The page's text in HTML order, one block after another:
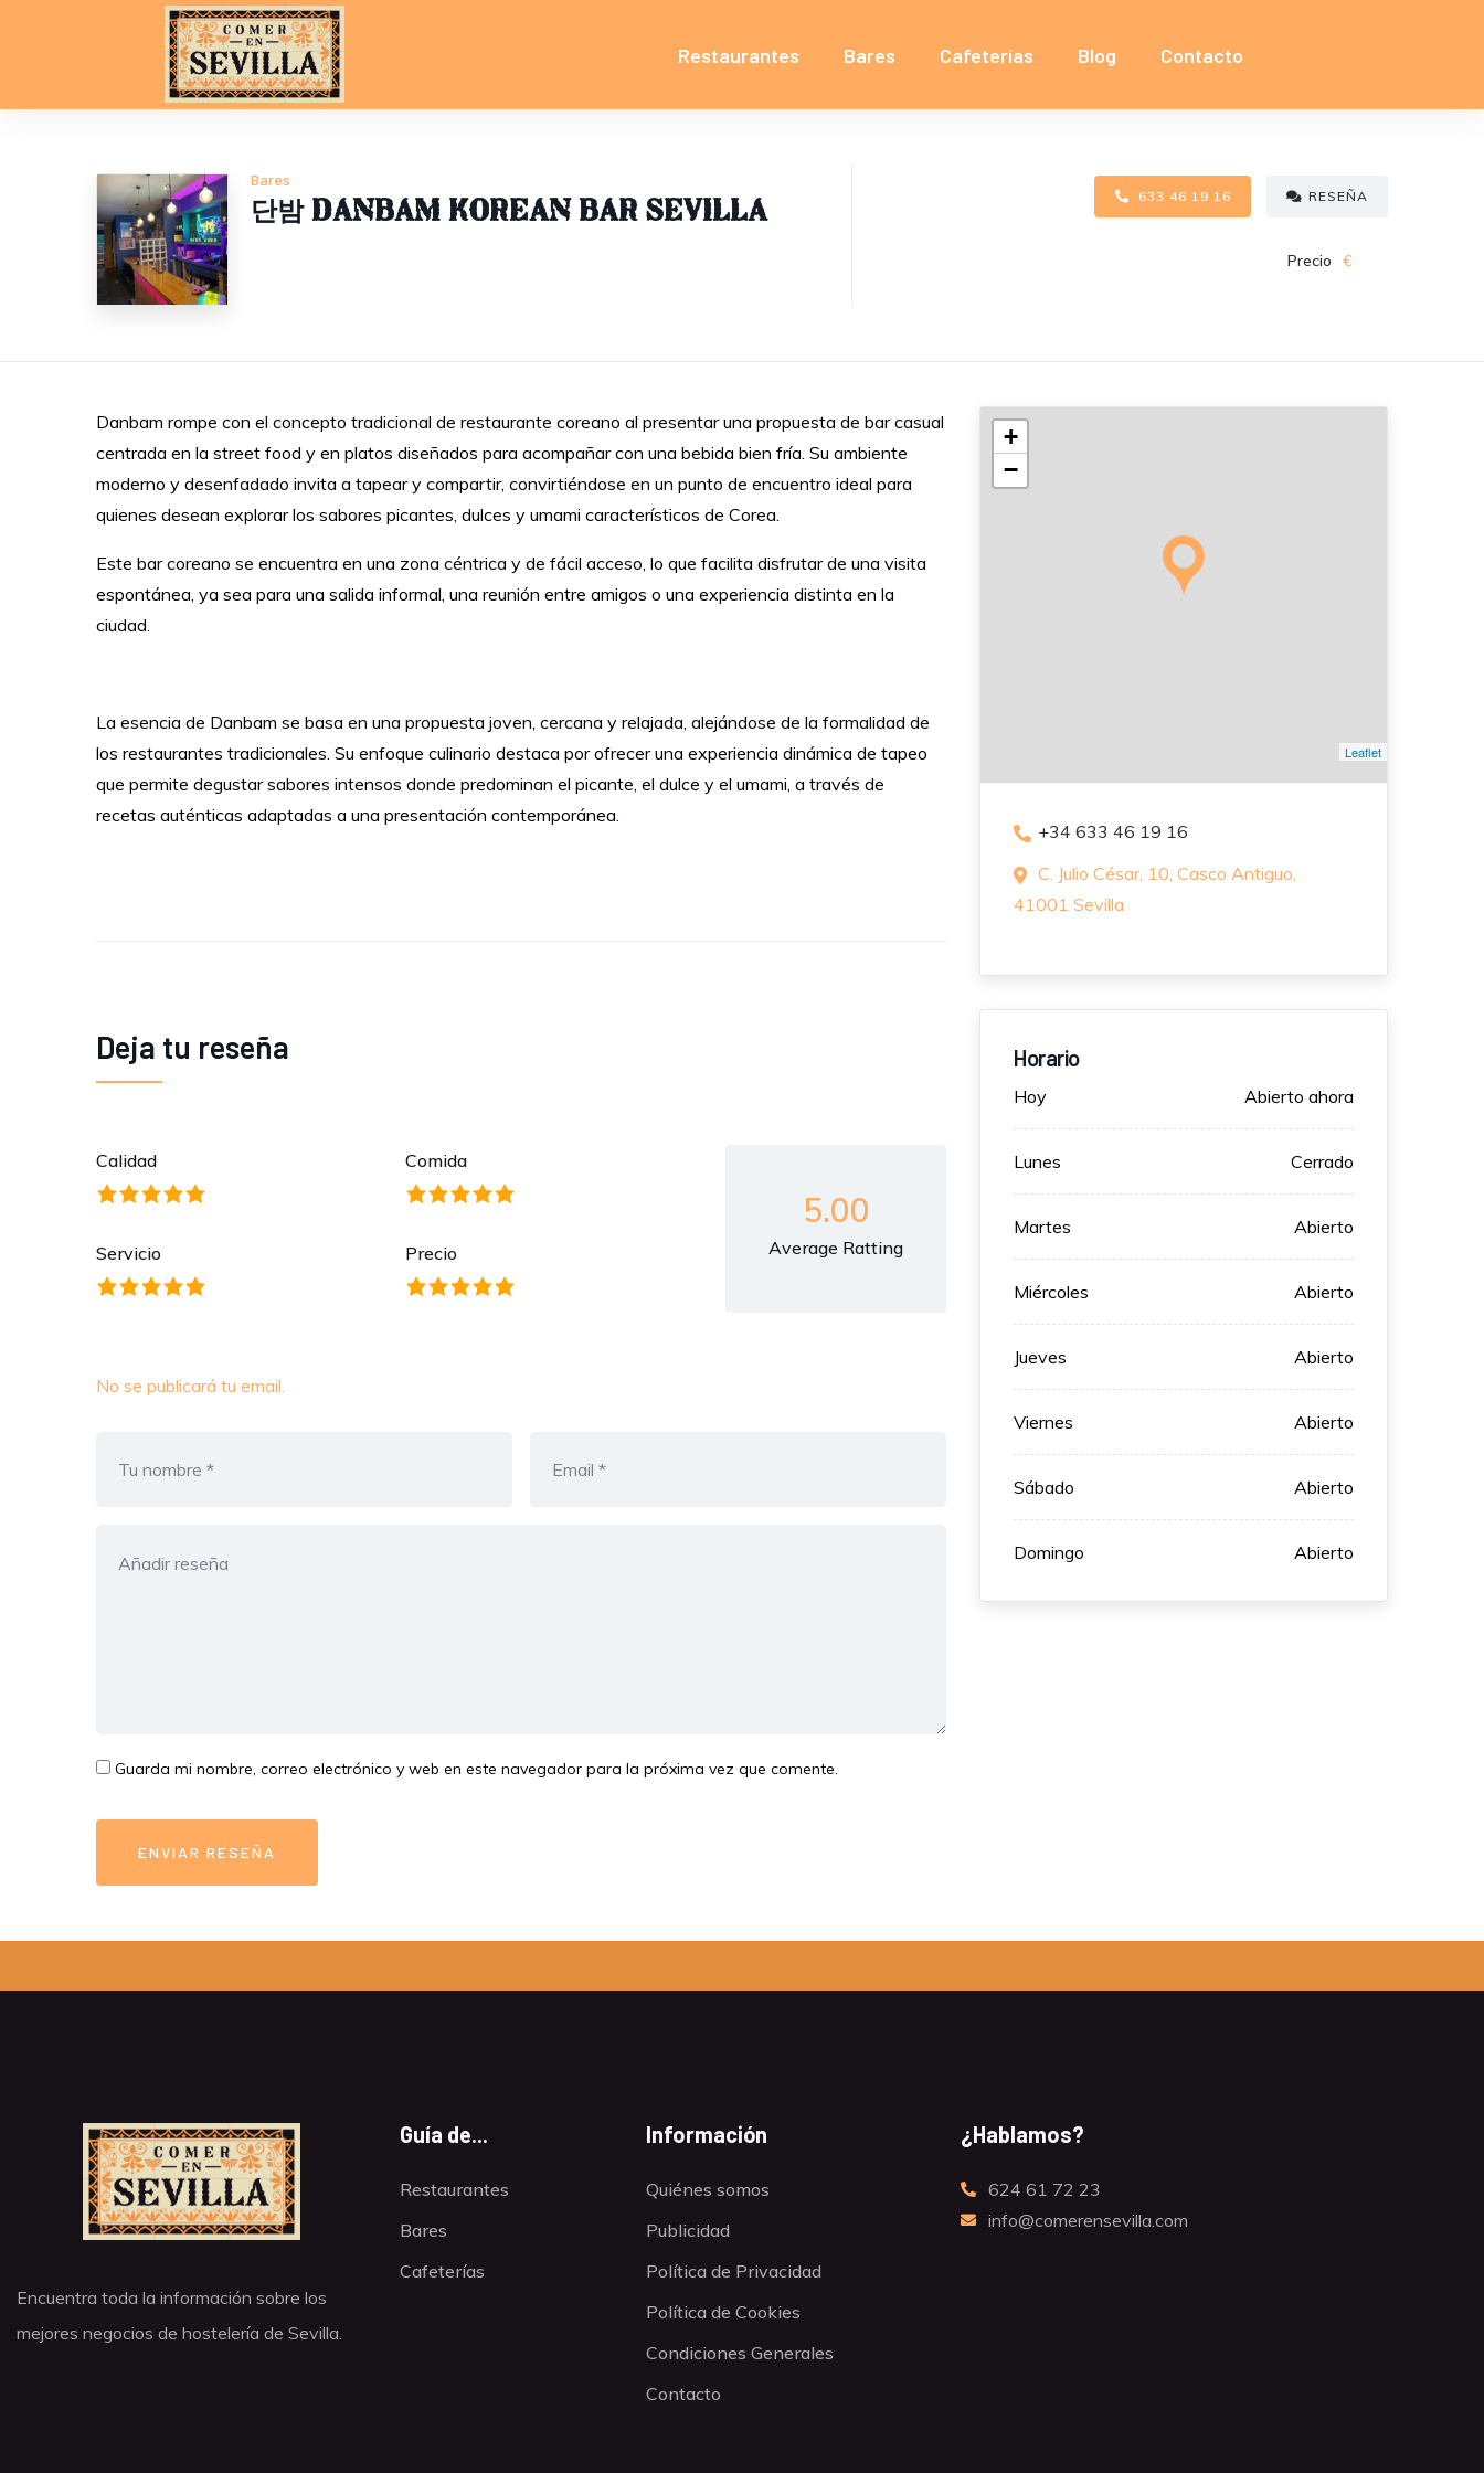
Restaurantes Bares Cafeterías Blog Contacto
Bares
단밤 Danbam Korean bar Sevilla
633 46 19 16 RESEÑA
Precio €
Danbam rompe con el concepto tradicional de restaurante coreano al presentar una propuesta de bar casual
centrada en la street food y en platos diseñados para acompañar con una bebida bien fría. Su ambiente
moderno y desenfadado invita a tapear y compartir, convirtiéndose en un punto de encuentro ideal para
quienes desean explorar los sabores picantes, dulces y umami característicos de Corea.
Este bar coreano se encuentra en una zona céntrica y de fácil acceso, lo que facilita disfrutar de una visita
espontánea, ya sea para una salida informal, una reunión entre amigos o una experiencia distinta en la
ciudad.
La esencia de Danbam se basa en una propuesta joven, cercana y relajada, alejándose de la formalidad de
los restaurantes tradicionales. Su enfoque culinario destaca por ofrecer una experiencia dinámica de tapeo
que permite degustar sabores intensos donde predominan el picante, el dulce y el umami, a través de
recetas auténticas adaptadas a una presentación contemporánea.
Deja tu reseña
Calidad Comida
Servicio Precio
5.00
Average Ratting
No se publicará tu email.
Guarda mi nombre, correo electrónico y web en este navegador para la próxima vez que comente.
+
−
Leaflet
+34 633 46 19 16
C. Julio César, 10, Casco Antiguo,
41001 Sevilla
Horario
Hoy Abierto ahora
Lunes Cerrado
Martes Abierto
Miércoles Abierto
Jueves Abierto
Viernes Abierto
Sábado Abierto
Domingo Abierto
Encuentra toda la información sobre los
mejores negocios de hostelería de Sevilla.
Guía de...
Restaurantes
Bares
Cafeterías
Información
Quiénes somos
Publicidad
Política de Privacidad
Política de Cookies
Condiciones Generales
Contacto
¿Hablamos?
624 61 72 23
info@comerensevilla.com